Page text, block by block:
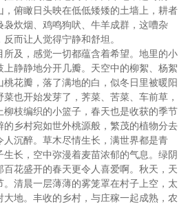
，俯瞰日头映在低低矮矮的土墙上，耕者
袅炊烟、鸡鸣狗吠、牛羊成群，这嘈杂
而让人觉得宁静和舒坦。
所及，感觉一切都蕴含着希望。地里的小
静静地分开几瓣。天空中的柳絮、杨絮
花瓣，落了满地的白，似冬日里被暖阳
也开始发芽了，荠菜、苦菜、车前草，
柳枝编织的小篮子，春天也是收获的季节
的乡村宛如世外桃源般，繁茂的植物分去
人沉醉。草木尽情生长，满世界都是青
长，空中弥漫着麦苗浓郁的气息。绿阴
百花盛开的春天更令人喜爱啊。秋天，天
。清晨一层薄薄的雾笼罩在村子上空，太
大地。丰收的乡村，与庄稼一起成熟，农